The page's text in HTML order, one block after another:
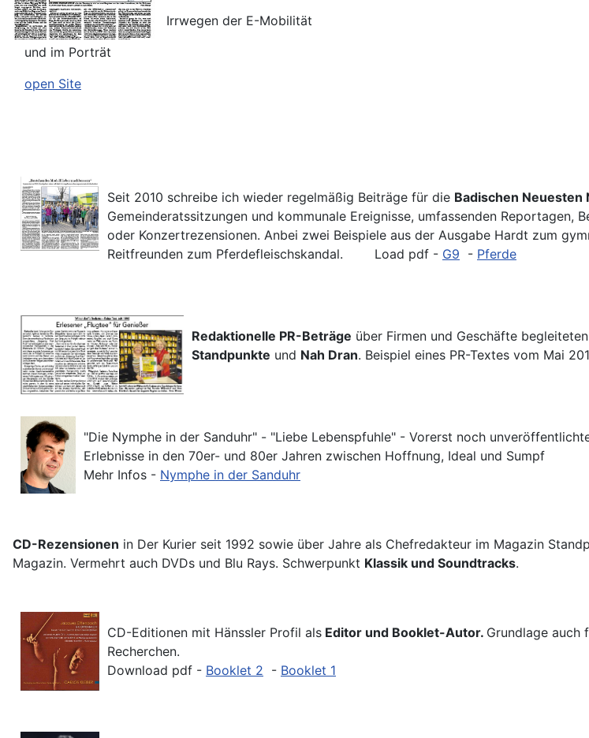
Irrwegen der E-Mobilität
und im Porträt
open Site
Seit 2010 schreibe ich wieder regelmäßig Beiträge für die Badischen Neuesten
Gemeinderatssitzungen und kommunale Ereignisse, umfassenden Reportagen,
oder Konzertrezensionen. Anbei zwei Beispiele aus der Ausgabe Hardt zum
Reitfreunden zum Pferdefleischskandal. Load pdf - G9 - Pferde
Redaktionelle PR-Beträge über Firmen und Geschäfte
Standpunkte und Nah Dran. Beispiel eines PR-Textes vom Mai
"Die Nymphe in der Sanduhr" - "Liebe Lebenspfuhle" - Vorerst noch
Erlebnisse in den 70er- und 80er Jahren zwischen Hoffnung, Ideal und Sumpf
Mehr Infos - Nymphe in der Sanduhr
CD-Rezensionen in Der Kurier seit 1992 sowie über Jahre als Chefredakteur im Magazin
Magazin. Vermehrt auch DVDs und Blu Rays. Schwerpunkt Klassik und Soundtracks.
CD-Editionen mit Hänssler Profil als Editor und Booklet-Autor. Grundlage auch
Recherchen.
Download pdf - Booklet 2 - Booklet 1